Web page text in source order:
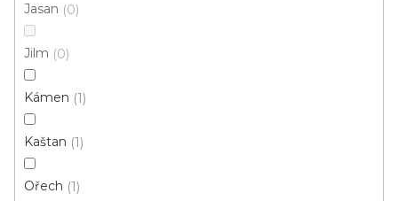
Jasan 0
Jilm 0
Kámen 1
Kaštan 1
Ořech 1